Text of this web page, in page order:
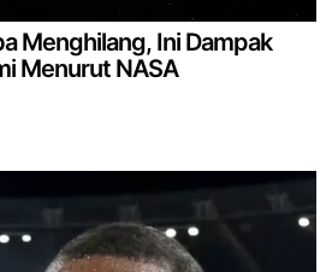
Menghilang, Ini Dampak
Menurut NASA